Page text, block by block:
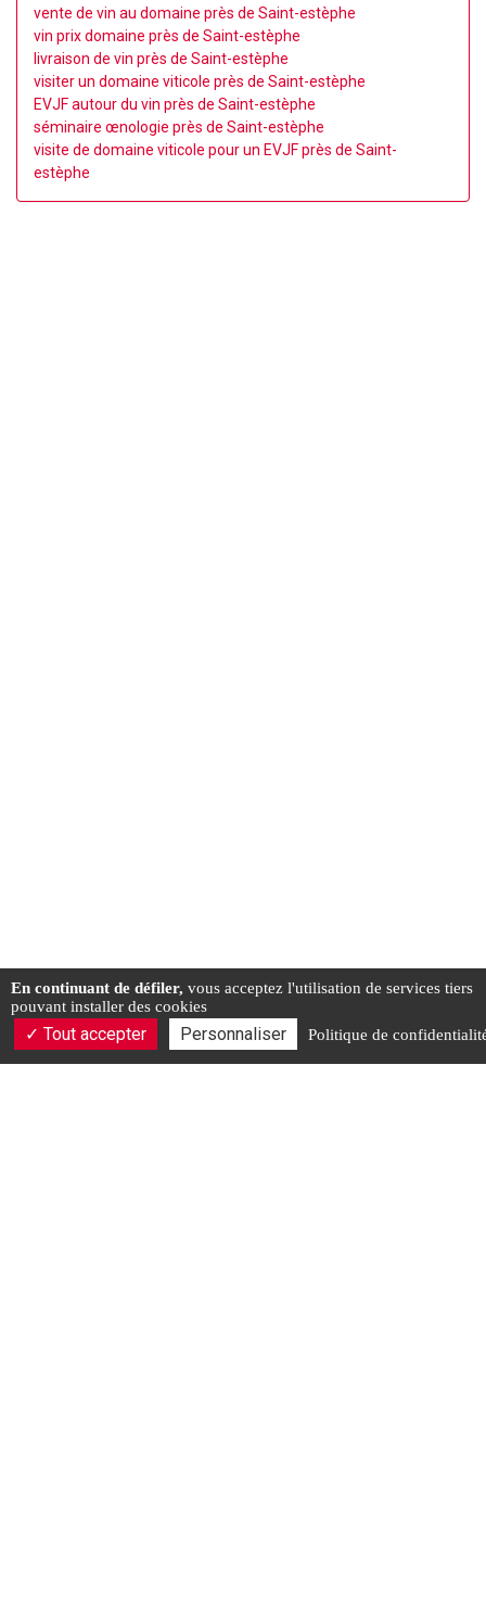
vente de vin au domaine près de Saint-estèphe
vin prix domaine près de Saint-estèphe
livraison de vin près de Saint-estèphe
visiter un domaine viticole près de Saint-estèphe
EVJF autour du vin près de Saint-estèphe
séminaire œnologie près de Saint-estèphe
visite de domaine viticole pour un EVJF près de Saint-
estèphe
En continuant de défiler, vous acceptez l'utilisation de services tiers
pouvant installer des cookies
Tout accepter Personnaliser Politique de